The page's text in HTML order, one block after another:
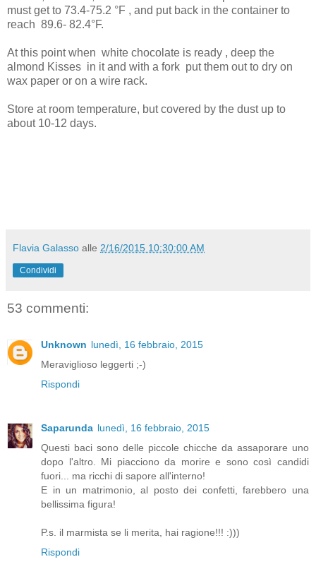
must get to 73.4-75.2 °F , and put back in the container to
reach 89.6- 82.4°F.
At this point when white chocolate is ready , deep the
almond Kisses in it and with a fork put them out to dry on
wax paper or on a wire rack.
Store at room temperature, but covered by the dust up to
about 10-12 days.
Flavia Galasso alle 2/16/2015 10:30:00 AM
Condividi
53 commenti:
Unknown lunedì, 16 febbraio, 2015
Meraviglioso leggerti ;-)
Rispondi
Saparunda lunedì, 16 febbraio, 2015
Questi baci sono delle piccole chicche da assaporare uno
dopo l'altro. Mi piacciono da morire e sono così candidi
fuori... ma ricchi di sapore all'interno!
E in un matrimonio, al posto dei confetti, farebbero una
bellissima figura!
P.s. il marmista se li merita, hai ragione!!! :)))
Rispondi